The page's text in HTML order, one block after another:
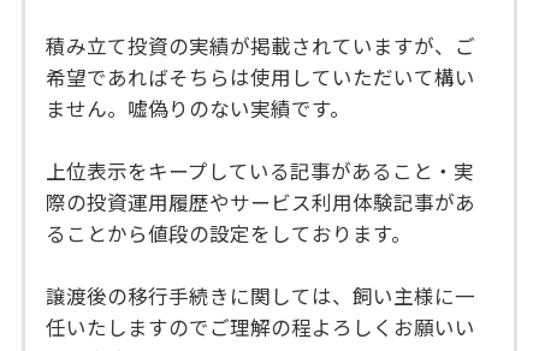
積み立て投資の実績が掲載されていますが、ご
希望であればそちらは使用していただいて構い
ません。嘘偽りのない実績です。
上位表示をキープしている記事があること・実
際の投資運用履歴やサービス利用体験記事があ
ることから値段の設定をしております。
譲渡後の移行手続きに関しては、飼い主様に一
任いたしますのでご理解の程よろしくお願いい